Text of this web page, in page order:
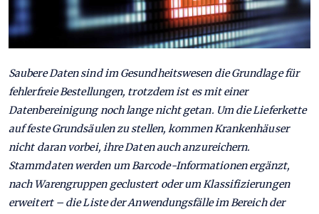
Saubere Daten sind im Gesundheitswesen die Grundlage für
fehlerfreie Bestellungen, trotzdem ist es mit einer
Datenbereinigung noch lange nicht getan. Um die Lieferkette
auf feste Grundsäulen zu stellen, kommen Krankenhäuser
nicht daran vorbei, ihre Daten auch anzureichern.
Stammdaten werden um Barcode-Informationen ergänzt,
nach Warengruppen geclustert oder um Klassifizierungen
erweitert – die Liste der Anwendungsfälle im Bereich der